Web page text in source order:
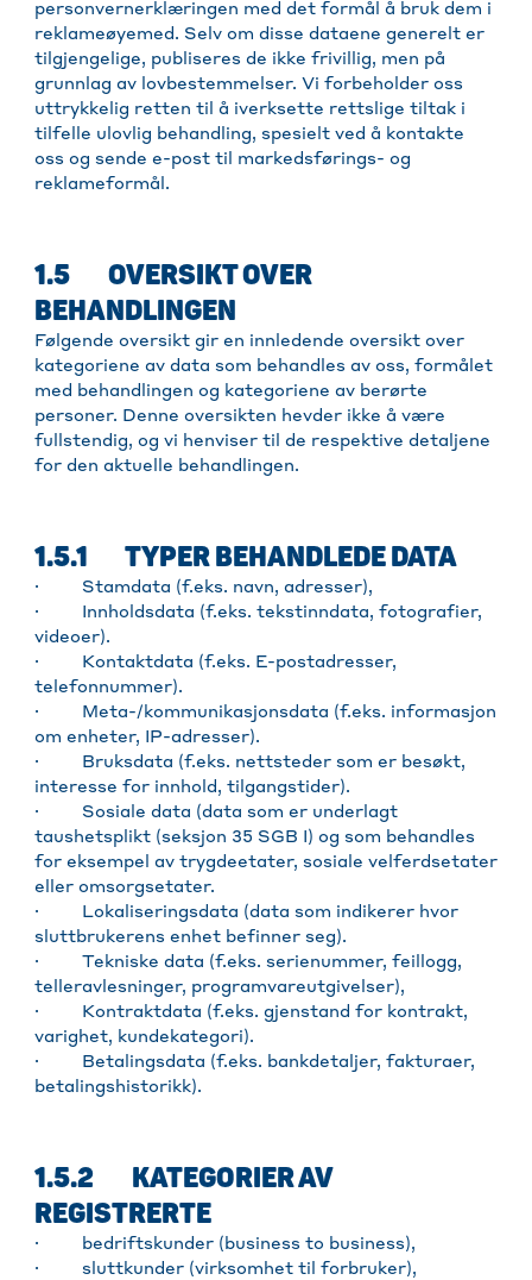
personvernerklæringen med det formål å bruk dem i
reklameøyemed. Selv om disse dataene generelt er
tilgjengelige, publiseres de ikke frivillig, men på
grunnlag av lovbestemmelser. Vi forbeholder oss
uttrykkelig retten til å iverksette rettslige tiltak i
tilfelle ulovlig behandling, spesielt ved å kontakte
oss og sende e-post til markedsførings- og
reklameformål.
1.5 OVERSIKT OVER
BEHANDLINGEN
Følgende oversikt gir en innledende oversikt over
kategoriene av data som behandles av oss, formålet
med behandlingen og kategoriene av berørte
personer. Denne oversikten hevder ikke å være
fullstendig, og vi henviser til de respektive detaljene
for den aktuelle behandlingen.
1.5.1 TYPER BEHANDLEDE DATA
· Stamdata (f.eks. navn, adresser),
· Innholdsdata (f.eks. tekstinndata, fotografier,
videoer).
· Kontaktdata (f.eks. E-postadresser,
telefonnummer).
· Meta-/kommunikasjonsdata (f.eks. informasjon
om enheter, IP-adresser).
· Bruksdata (f.eks. nettsteder som er besøkt,
interesse for innhold, tilgangstider).
· Sosiale data (data som er underlagt
taushetsplikt (seksjon 35 SGB I) og som behandles
for eksempel av trygdeetater, sosiale velferdsetater
eller omsorgsetater.
· Lokaliseringsdata (data som indikerer hvor
sluttbrukerens enhet befinner seg).
· Tekniske data (f.eks. serienummer, feillogg,
telleravlesninger, programvareutgivelser),
· Kontraktdata (f.eks. gjenstand for kontrakt,
varighet, kundekategori).
· Betalingsdata (f.eks. bankdetaljer, fakturaer,
betalingshistorikk).
1.5.2 KATEGORIER AV
REGISTRERTE
· bedriftskunder (business to business),
· sluttkunder (virksomhet til forbruker),